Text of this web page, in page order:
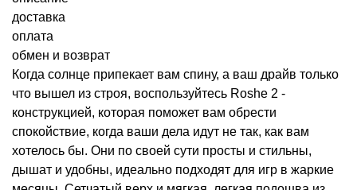
доставка
оплата
обмен и возврат
Когда солнце припекает вам спину, а ваш драйв только
что вышел из строя, воспользуйтесь Roshe 2 -
конструкцией, которая поможет вам обрести
спокойствие, когда ваши дела идут не так, как вам
хотелось бы. Они по своей сути просты и стильны,
дышат и удобны, идеально подходят для игр в жаркие